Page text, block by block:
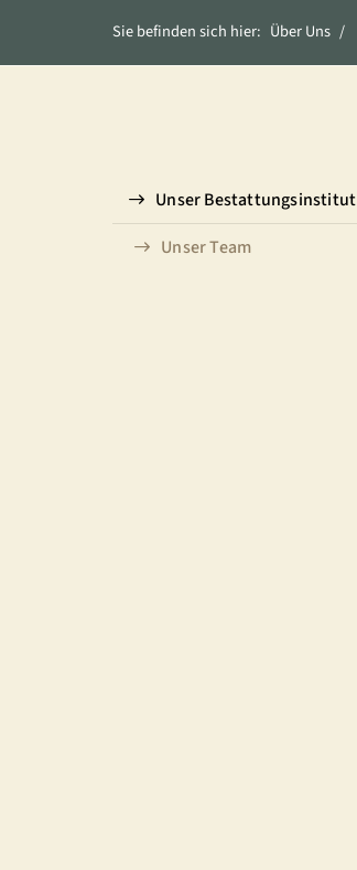
Sie befinden sich hier: Über Uns
Unser Bestattungsinstitut
Unser Team